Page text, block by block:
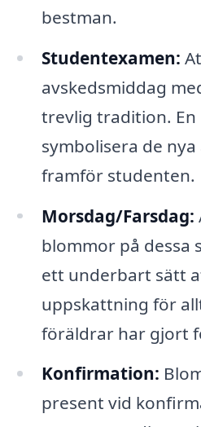
bestman.
Studentexamen:
avskedsmiddag
trevlig tradition. En
symbolisera de
framför studenten.
Morsdag/Farsdag:
blommor på dessa
ett underbart sätt
uppskattning för
föräldrar har gjort
Konfirmation:
present vid